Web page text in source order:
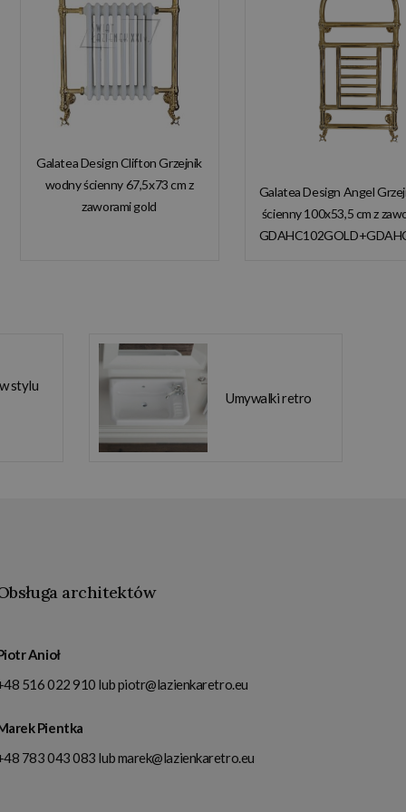
Galatea Design Clifton Grzejnik
wodny ścienny 67,5x73 cm z
zaworami gold
Galatea Design Angel
ścienny 100x53,5 cm z
stylu
Umywalki retro
architektów
Anioł
516 022 910 lubpiotr@lazienkaretro.eu
Pientka
783 043 083 lubmarek@lazienkaretro.eu